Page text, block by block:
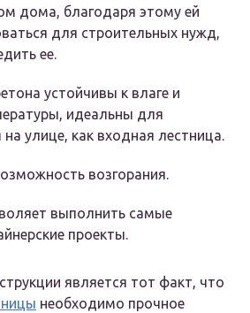
дома, благодаря этому ей
для строительных нужд,
ее.
устойчивы к влаге и
идеальны для
улице, как входная лестница.
возгорания.
выполнить самые
проекты.
является тот факт, что
необходимо прочное